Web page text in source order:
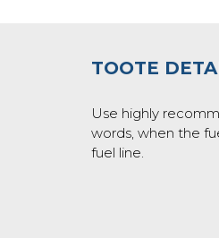
TOOTE
Use highly
words, when the
fuel line.